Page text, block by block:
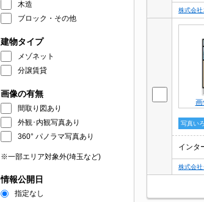
木造
ブロック・その他
建物タイプ
メゾネット
分譲賃貸
画像の有無
間取り図あり
外観･内観写真あり
360° パノラマ写真あり
※一部エリア対象外(埼玉など)
情報公開日
指定なし
株式会
画
写真い
株式会